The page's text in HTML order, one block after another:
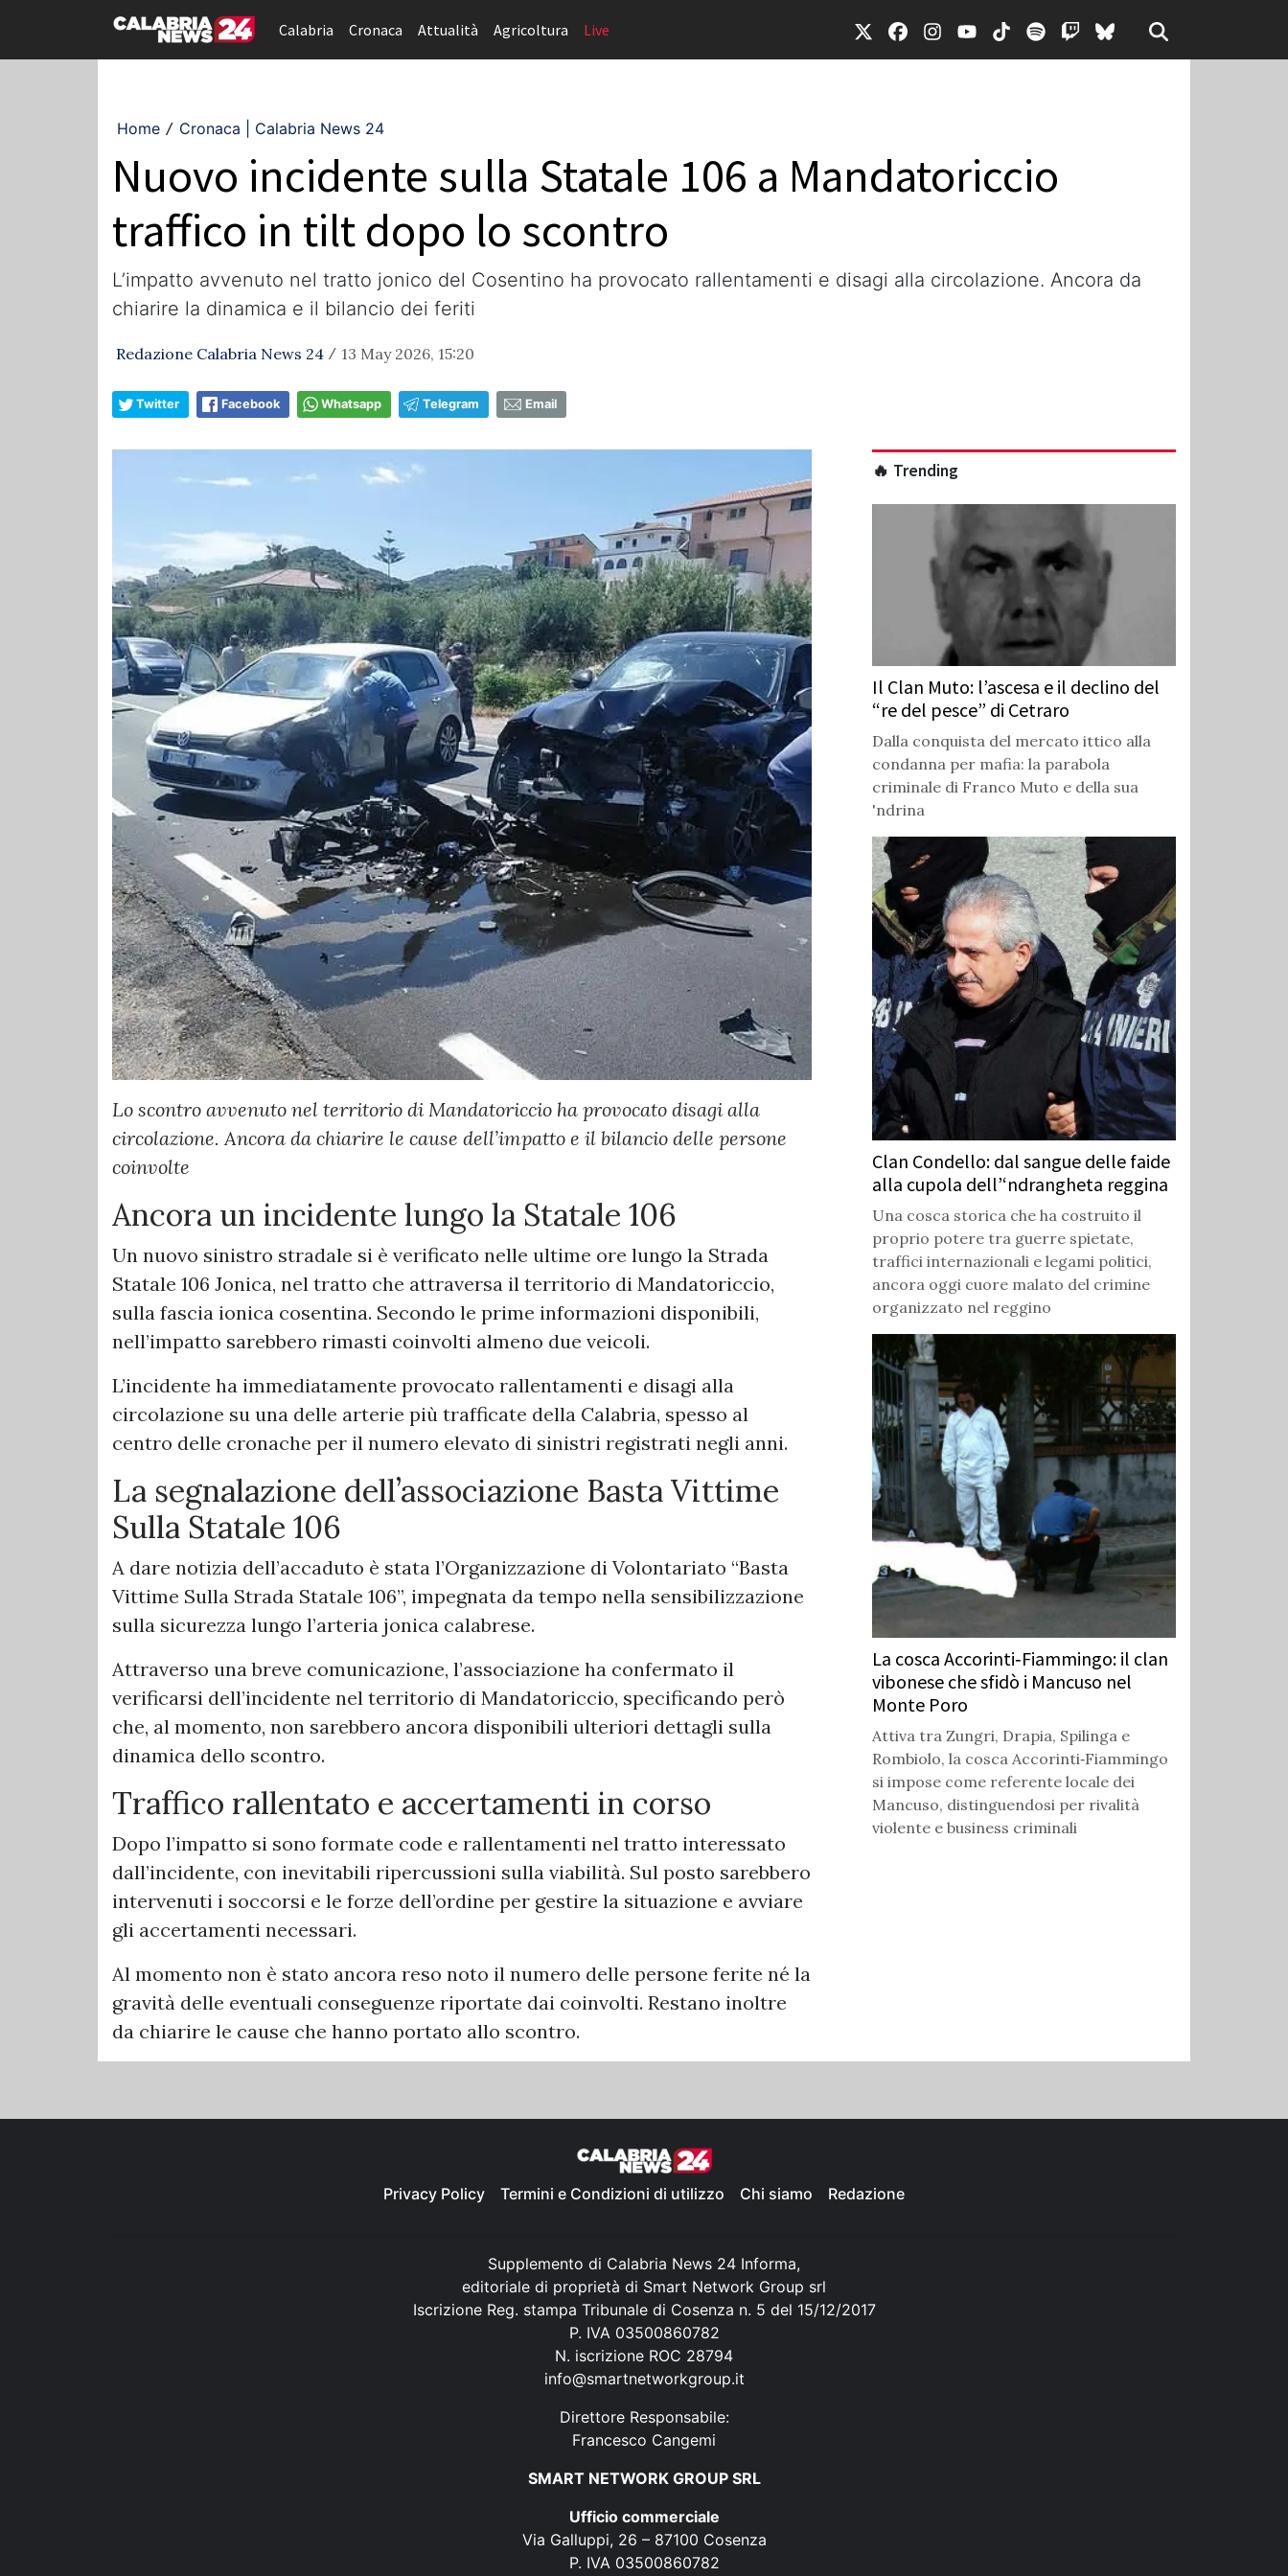
Calabria Cronaca Attualità Agricoltura Live
Home / Cronaca | Calabria News 24
Nuovo incidente sulla Statale 106 a Mandatoriccio
traffico in tilt dopo lo scontro
L’impatto avvenuto nel tratto jonico del Cosentino ha provocato rallentamenti e disagi alla circolazione. Ancora da
chiarire la dinamica e il bilancio dei feriti
Redazione Calabria News 24 / 13 May 2026, 15:20
Twitter Facebook Whatsapp Telegram Email
Lo scontro avvenuto nel territorio di Mandatoriccio ha provocato disagi alla
circolazione. Ancora da chiarire le cause dell’impatto e il bilancio delle persone
coinvolte
Ancora un incidente lungo la Statale 106
Un nuovo sinistro stradale si è verificato nelle ultime ore lungo la Strada
Statale 106 Jonica, nel tratto che attraversa il territorio di Mandatoriccio,
sulla fascia ionica cosentina. Secondo le prime informazioni disponibili,
nell’impatto sarebbero rimasti coinvolti almeno due veicoli.
L’incidente ha immediatamente provocato rallentamenti e disagi alla
circolazione su una delle arterie più trafficate della Calabria, spesso al
centro delle cronache per il numero elevato di sinistri registrati negli anni.
La segnalazione dell’associazione Basta Vittime
Sulla Statale 106
A dare notizia dell’accaduto è stata l’Organizzazione di Volontariato “Basta
Vittime Sulla Strada Statale 106”, impegnata da tempo nella sensibilizzazione
sulla sicurezza lungo l’arteria jonica calabrese.
Attraverso una breve comunicazione, l’associazione ha confermato il
verificarsi dell’incidente nel territorio di Mandatoriccio, specificando però
che, al momento, non sarebbero ancora disponibili ulteriori dettagli sulla
dinamica dello scontro.
Traffico rallentato e accertamenti in corso
Dopo l’impatto si sono formate code e rallentamenti nel tratto interessato
dall’incidente, con inevitabili ripercussioni sulla viabilità. Sul posto sarebbero
intervenuti i soccorsi e le forze dell’ordine per gestire la situazione e avviare
gli accertamenti necessari.
Al momento non è stato ancora reso noto il numero delle persone ferite né la
gravità delle eventuali conseguenze riportate dai coinvolti. Restano inoltre
da chiarire le cause che hanno portato allo scontro.
🔥 Trending
Il Clan Muto: l’ascesa e il declino del
“re del pesce” di Cetraro
Dalla conquista del mercato ittico alla
condanna per mafia: la parabola
criminale di Franco Muto e della sua
'ndrina
Clan Condello: dal sangue delle faide
alla cupola dell’‘ndrangheta reggina
Una cosca storica che ha costruito il
proprio potere tra guerre spietate,
traffici internazionali e legami politici,
ancora oggi cuore malato del crimine
organizzato nel reggino
La cosca Accorinti‑Fiammingo: il clan
vibonese che sfidò i Mancuso nel
Monte Poro
Attiva tra Zungri, Drapia, Spilinga e
Rombiolo, la cosca Accorinti‑Fiammingo
si impose come referente locale dei
Mancuso, distinguendosi per rivalità
violente e business criminali
Privacy Policy Termini e Condizioni di utilizzo Chi siamo Redazione
Supplemento di Calabria News 24 Informa,
editoriale di proprietà di Smart Network Group srl
Iscrizione Reg. stampa Tribunale di Cosenza n. 5 del 15/12/2017
P. IVA 03500860782
N. iscrizione ROC 28794
info@smartnetworkgroup.it
Direttore Responsabile:
Francesco Cangemi
SMART NETWORK GROUP SRL
Ufficio commerciale
Via Galluppi, 26 – 87100 Cosenza
P. IVA 03500860782